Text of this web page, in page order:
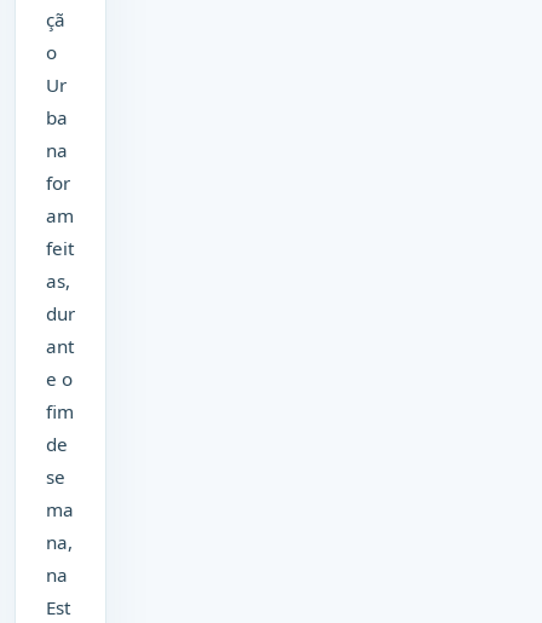
çã
o
Ur
ba
na
for
am
feit
as,
dur
ant
e o
fim
de
se
ma
na,
na
Est